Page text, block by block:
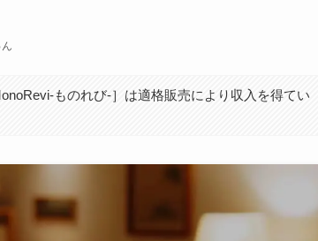
ものれび-］は適格販売により収入を得てい